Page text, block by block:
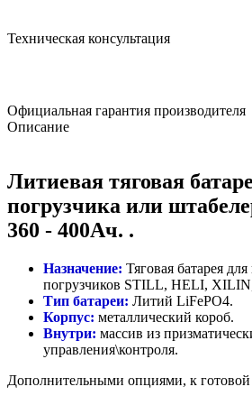
Техническая консультация
Официальная гарантия производителя
Описание
Литиевая тяговая
погрузчика или
360 - 400Ач. .
Назначение: Тяговая батарея
погрузчиков STILL, HELI,
Тип батареи: Литий LiFePO4.
Корпус: металлический короб.
Внутри: массив из
управления\контроля.
Дополнительными опциями, к готовой